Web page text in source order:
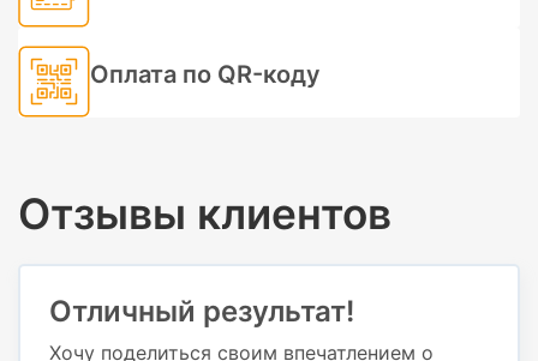
Оплата по QR-коду
Отзывы клиентов
Отличный результат!
Хочу поделиться своим впечатлением о